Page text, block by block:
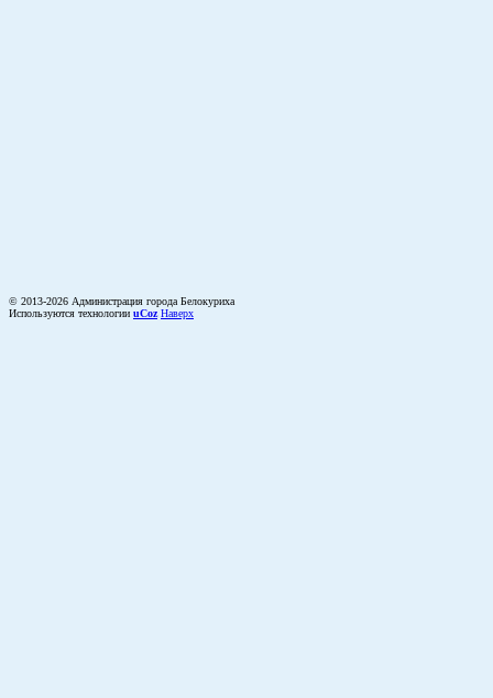
© 2013-2026 Администрация города Белокуриха
Используются технологии uCoz Наверх